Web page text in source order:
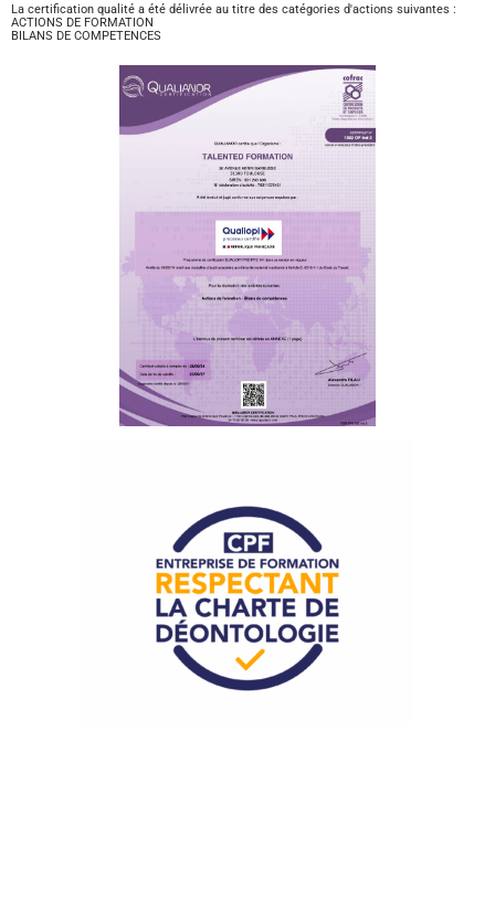
La certification qualité a été délivrée au titre des catégories d'actions suivantes :
ACTIONS DE FORMATION
BILANS DE COMPETENCES